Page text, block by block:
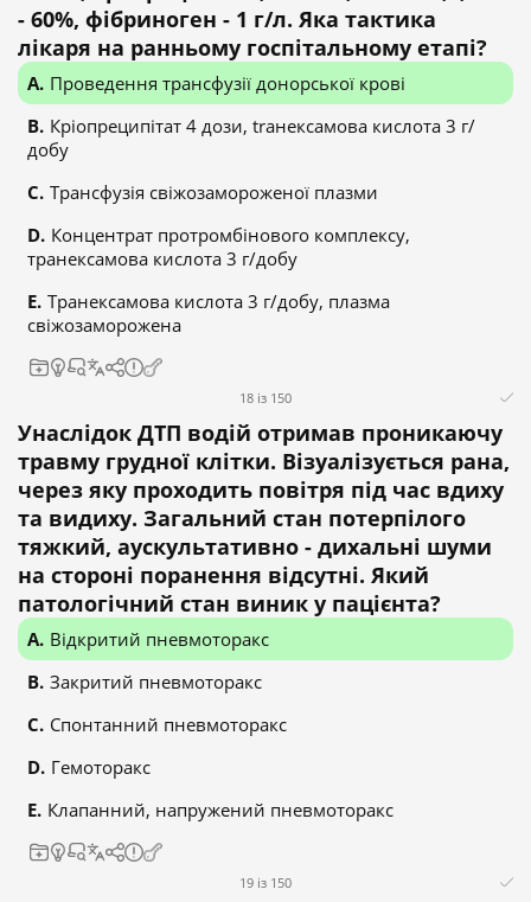
- 60%, фібриноген - 1 г/л. Яка тактика
лікаря на ранньому госпітальному етапі?
Проведення трансфузії донорської крові
Кріопреципітат 4 дози, traнексамова кислота 3 г/
добу
Трансфузія свіжозамороженої плазми
Концентрат протромбінового комплексу,
транексамова кислота 3 г/добу
Транексамова кислота 3 г/добу, плазма
свіжозаморожена
18 із 150
Унаслідок ДТП водій отримав проникаючу
травму грудної клітки. Візуалізується рана,
через яку проходить повітря під час вдиху
та видиху. Загальний стан потерпілого
тяжкий, аускультативно - дихальні шуми
на стороні поранення відсутні. Який
патологічний стан виник у пацієнта?
Відкритий пневмоторакс
Закритий пневмоторакс
Спонтанний пневмоторакс
Гемоторакс
Клапанний, напружений пневмоторакс
19 із 150